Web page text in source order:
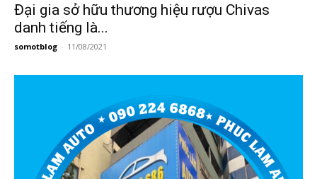
Đại gia sở hữu thương hiệu rượu Chivas
danh tiếng là...
somotblog - 11/08/2021